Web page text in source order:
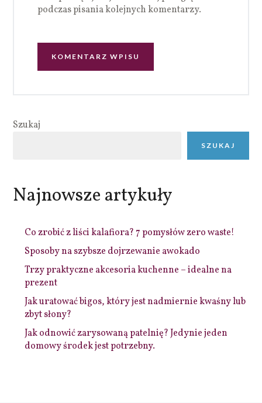
podczas pisania kolejnych komentarzy.
Szukaj
SZUKAJ
Najnowsze artykuły
Co zrobić z liści kalafiora? 7 pomysłów zero waste!
Sposoby na szybsze dojrzewanie awokado
Trzy praktyczne akcesoria kuchenne – idealne na
prezent
Jak uratować bigos, który jest nadmiernie kwaśny lub
zbyt słony?
Jak odnowić zarysowaną patelnię? Jedynie jeden
domowy środek jest potrzebny.